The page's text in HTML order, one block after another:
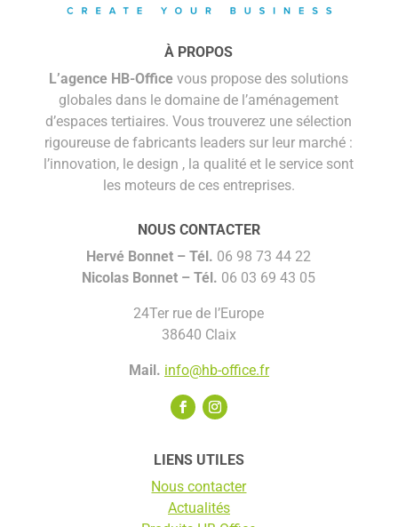
À PROPOS
L’agence HB-Office vous propose des solutions
globales dans le domaine de l’aménagement
d’espaces tertiaires. Vous trouverez une sélection
rigoureuse de fabricants leaders sur leur marché :
l’innovation, le design , la qualité et le service sont
les moteurs de ces entreprises.
NOUS CONTACTER
Hervé Bonnet –Tél. 06 98 73 44 22
Nicolas Bonnet – Tél. 06 03 69 43 05
24Ter rue de l’Europe
38640 Claix
Mail. info@hb-office.fr
LIENS UTILES
Nous contacter
Actualités